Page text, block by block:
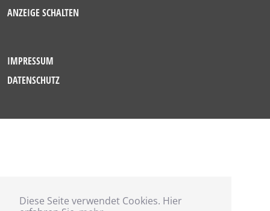
Diese Seite verwendet Cookies. Hier
ANZEIGE SCHALTEN
IMPRESSUM
DATENSCHUTZ